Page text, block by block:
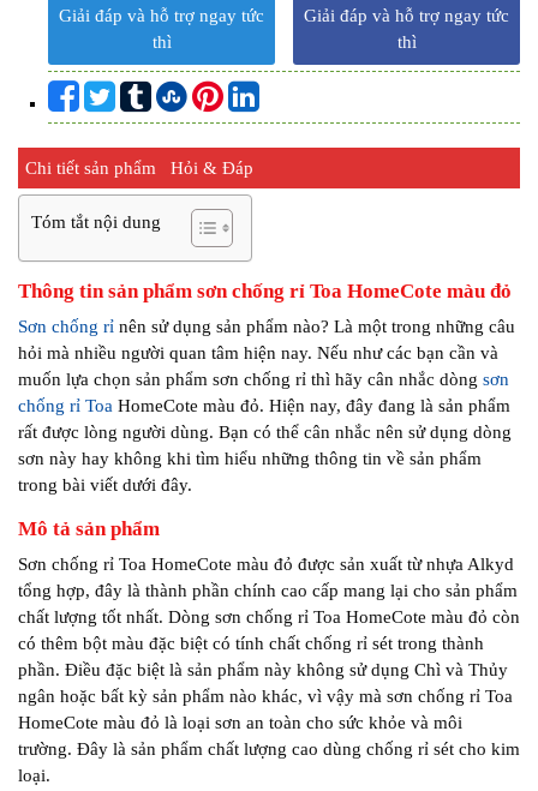
Giải đáp và hỗ trợ ngay tức
thì
Giải đáp và hỗ trợ ngay tức
thì
Chi tiết sản phẩm Hỏi & Đáp
Tóm tắt nội dung
Thông tin sản phẩm sơn chống rỉ Toa HomeCote màu đỏ
Sơn chống rỉ nên sử dụng sản phẩm nào? Là một trong những câu
hỏi mà nhiều người quan tâm hiện nay. Nếu như các bạn cần và
muốn lựa chọn sản phẩm sơn chống rỉ thì hãy cân nhắc dòng sơn
chống rỉ Toa HomeCote màu đỏ. Hiện nay, đây đang là sản phẩm
rất được lòng người dùng. Bạn có thể cân nhắc nên sử dụng dòng
sơn này hay không khi tìm hiểu những thông tin về sản phẩm
trong bài viết dưới đây.
Mô tả sản phẩm
Sơn chống rỉ Toa HomeCote màu đỏ được sản xuất từ nhựa Alkyd
tổng hợp, đây là thành phần chính cao cấp mang lại cho sản phẩm
chất lượng tốt nhất. Dòng sơn chống rỉ Toa HomeCote màu đỏ còn
có thêm bột màu đặc biệt có tính chất chống rỉ sét trong thành
phần. Điều đặc biệt là sản phẩm này không sử dụng Chì và Thủy
ngân hoặc bất kỳ sản phẩm nào khác, vì vậy mà sơn chống rỉ Toa
HomeCote màu đỏ là loại sơn an toàn cho sức khỏe và môi
trường. Đây là sản phẩm chất lượng cao dùng chống rỉ sét cho kim
loại.